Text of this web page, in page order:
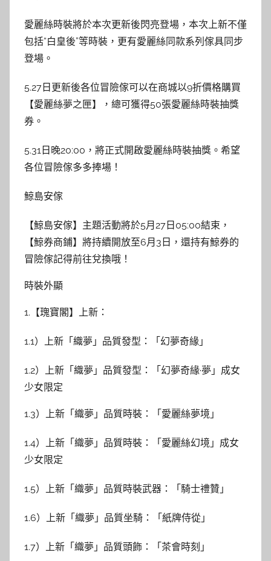
愛麗絲時裝將於本次更新後閃亮登場，本次上新不僅
包括“白皇後”等時裝，更有愛麗絲同款系列傢具同步
登場。
5.27日更新後各位冒險傢可以在商城以9折價格購買
【愛麗絲夢之匣】，總可獲得50張愛麗絲時裝抽獎
券。
5.31日晚20:00，將正式開啟愛麗絲時裝抽獎。希望
各位冒險傢多多捧場！
鯨島安傢
【鯨島安傢】主題活動將於5月27日05:00結束，
【鯨券商鋪】將持續開放至6月3日，還持有鯨券的
冒險傢記得前往兌換哦！
時裝外顯
1.【瑰寶閣】上新：
1.1）上新「織夢」品質發型：「幻夢奇緣」
1.2）上新「織夢」品質發型：「幻夢奇緣·夢」成女
少女限定
1.3）上新「織夢」品質時裝：「愛麗絲夢境」
1.4）上新「織夢」品質時裝：「愛麗絲幻境」成女
少女限定
1.5）上新「織夢」品質時裝武器：「騎士禮贊」
1.6）上新「織夢」品質坐騎：「紙牌侍從」
1.7）上新「織夢」品質頭飾：「茶會時刻」